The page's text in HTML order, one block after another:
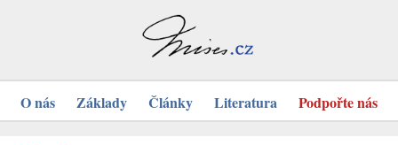
O nás Základy Články Literatura Podpořte nás